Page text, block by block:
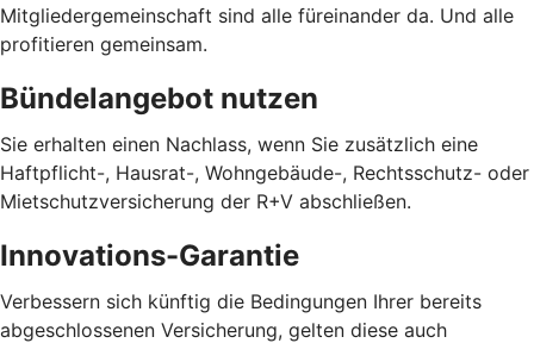
Mitgliedergemeinschaft sind alle füreinander da. Und alle
profitieren gemeinsam.
Bündelangebot nutzen
Sie erhalten einen Nachlass, wenn Sie zusätzlich eine
Haftpflicht-, Hausrat-, Wohngebäude-, Rechtsschutz- oder
Mietschutzversicherung der R+V abschließen.
Innovations-Garantie
Verbessern sich künftig die Bedingungen Ihrer bereits
abgeschlossenen Versicherung, gelten diese auch